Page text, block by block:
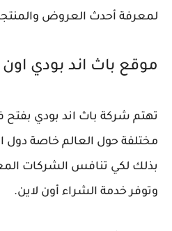
لمعرفة أحدث العروض
موقع باث اند بودي اون
تهتم شركة باث اند بودي
بذلك لكي تنافس الشركات
وتوفر خدمة الشراء أون لاين.